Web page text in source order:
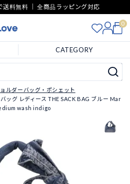
料無料 ｜ 全商品ラッピング対応
0
CATEGORY
ルダーバッグ・ポシェット
ッグ レディース THE SACK BAG ブルー Mar
wash indigo